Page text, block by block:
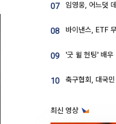
07
08
09
10
최신 영상